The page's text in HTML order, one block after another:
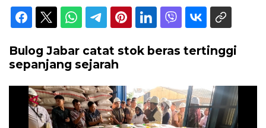
Bulog Jabar catat stok beras tertinggi
sepanjang sejarah